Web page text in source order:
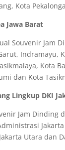
Kota
Jawa Barat
Souvenir Jam
Indramayu,
Kota
dan Kota
Lingkup DKI
Jam Dinding
Utara dan